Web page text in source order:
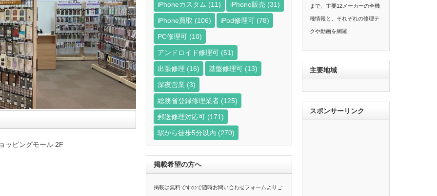
ッピングモール 2F
iPhoneカスタム (11) iPhone販売 (31)
iPhone買取 (106) iPod修理可 (78)
PC修理可 (10)
アンドロイド修理可 (51)
出張修理 (16) 基盤修理可 (13)
深夜営業 (3)
総務省登録修理業者 (125)
郵送修理対応可 (171)
駅から徒歩5分以内 (270)
掲載希望の方へ
掲載は無料ですので随時お問い合わせフォームよりご
まで、主要12メーカーの全機
種情報と、それぞれの修理テ
クや動画を網羅
主要地域
スポンサーリンク